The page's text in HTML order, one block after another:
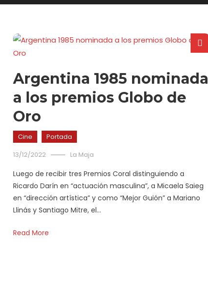
Argentina 1985 nominada
a los premios Globo de
Oro
Cine
Portada
13/12/2022
La Maja
Luego de recibir tres Premios Coral distinguiendo a
Ricardo Darín en “actuación masculina”, a Micaela Saieg
en “dirección artística” y como “Mejor Guión” a Mariano
Llinás y Santiago Mitre, el…
Read More